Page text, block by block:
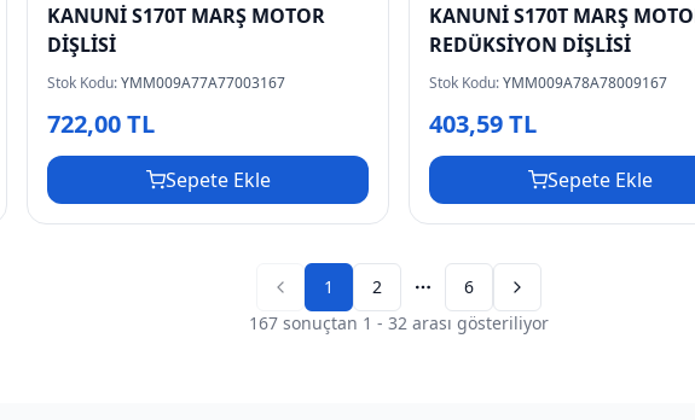
KANUNİ S170T MARŞ MOTOR
DİŞLİSİ
Stok Kodu:YMM009A77A77003167
722,00 TL
Sepete Ekle
KANUNİ S170T MARŞ
REDÜKSİYON DİŞLİSİ
Stok Kodu:YMM009A78A78009167
403,59 TL
Sepete Ekle
Previous page
1 2 6
Next page
167 sonuçtan 1 - 32 arası gösteriliyor